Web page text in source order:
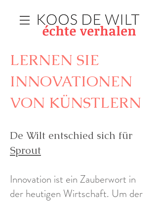
LERNEN SIE
INNOVATIONEN
VON KÜNSTLERN
De Wilt entschied sich für
Sprout
Innovation ist ein Zauberwort in
der heutigen Wirtschaft. Um der